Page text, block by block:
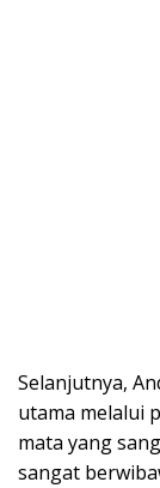
Selanjutnya,
utama melalui
mata yang
sangat